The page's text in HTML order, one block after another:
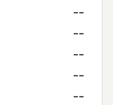
--
--
--
--
--